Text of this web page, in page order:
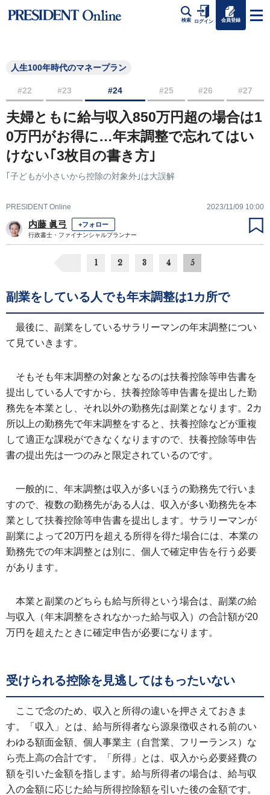
検索 ログイン 会員登録
人生100年時代のマネープラン
#22 #23 #24 #25 #26 #27
夫婦ともに給与収入850万円超の場合は1
0万円がお得に…年末調整で忘れてはい
けない｢3枚目の書き方｣
｢子どもが小さいから控除の対象外｣は大誤解
PRESIDENT Online 2023/11/09 10:00
内藤 眞弓 +フォロー
行政書士・ファイナンシャルプランナー
1 2 3 4 5
副業をしている人でも年末調整は1カ所で
最後に、副業をしているサラリーマンの年末調整につい
て見ていきます。
そもそも年末調整の対象となるのは扶養控除等申告書を
提出している人ですから、扶養控除等申告書を提出した勤
務先を本業とし、それ以外の勤務先は副業となります。2カ
所以上の勤務先で年末調整をすると、扶養控除などが重複
して適正な課税ができなくなりますので、扶養控除等申告
書の提出先は一つのみと限定されているのです。
一般的に、年末調整は収入が多いほうの勤務先で行いま
すので、複数の勤務先がある人は、収入が多い勤務先を本
業として扶養控除等申告書を提出します。サラリーマンが
副業によって20万円を超える所得を得た場合には、本業の
勤務先での年末調整とは別に、個人で確定申告を行う必要
があります。
本業と副業のどちらも給与所得という場合は、副業の給
与収入（年末調整をされなかった給与収入）の合計額が20
万円を超えたときに確定申告が必要になります。
受けられる控除を見逃してはもったいない
ここで念のため、収入と所得の違いを押さえておきま
す。「収入」とは、給与所得者なら源泉徴収される前のい
わゆる額面金額、個人事業主（自営業、フリーランス）な
ら売上高の合計です。「所得」とは、収入から必要経費の
額を引いた金額を指します。給与所得者の場合は、給与収
入の金額に応じた給与所得控除額を引いた後の金額です。